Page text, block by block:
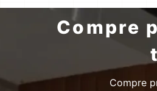
Compre
Compre